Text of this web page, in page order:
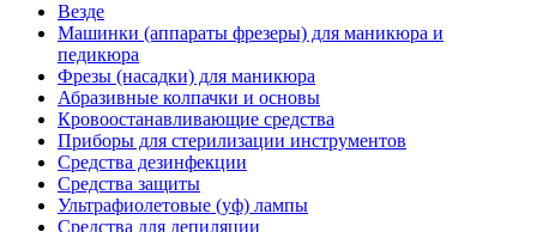
Везде
Машинки (аппараты фрезеры) для маникюра и
педикюра
Фрезы (насадки) для маникюра
Абразивные колпачки и основы
Кровоостанавливающие средства
Приборы для стерилизации инструментов
Средства дезинфекции
Средства защиты
Ультрафиолетовые (уф) лампы
Средства для депиляции